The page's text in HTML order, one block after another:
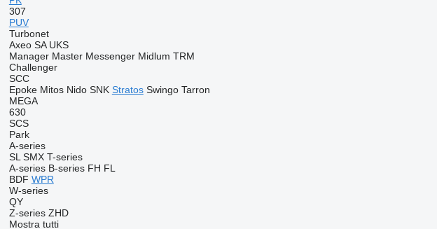
307
PUV
Turbonet
Axeo SA UKS
Manager Master Messenger Midlum TRM
Challenger
SCC
Epoke Mitos Nido SNK Stratos Swingo Tarron
MEGA
630
SCS
Park
A-series
SL SMX T-series
A-series B-series FH FL
BDF WPR
W-series
QY
Z-series ZHD
Mostra tutti